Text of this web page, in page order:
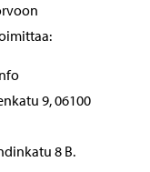
9, 06100
8 B.